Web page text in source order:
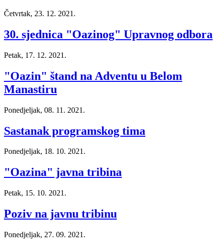
Četvrtak, 23. 12. 2021.
30. sjednica "Oazinog" Upravnog odbora
Petak, 17. 12. 2021.
"Oazin" štand na Adventu u Belom
Manastiru
Ponedjeljak, 08. 11. 2021.
Sastanak programskog tima
Ponedjeljak, 18. 10. 2021.
"Oazina" javna tribina
Petak, 15. 10. 2021.
Poziv na javnu tribinu
Ponedjeljak, 27. 09. 2021.